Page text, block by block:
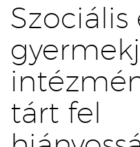
Szociális
tárt fel